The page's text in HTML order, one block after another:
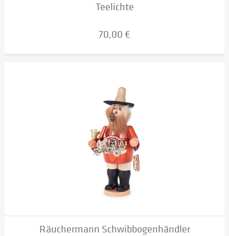
Teelichte
70,00 €
Räuchermann Schwibbogenhändler